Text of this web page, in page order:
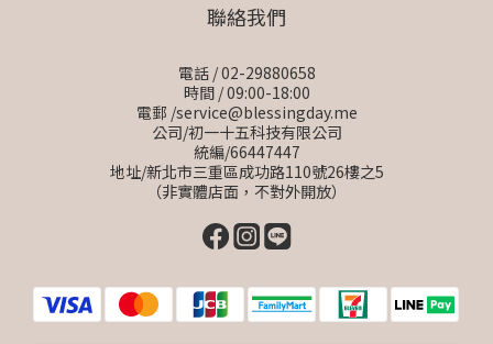
聯絡我們
電話 / 02-29880658
時間 / 09:00-18:00
電郵 /service@blessingday.me
公司/初一十五科技有限公司
統編/66447447
地址/新北市三重區成功路110號26樓之5
（非實體店面，不對外開放）